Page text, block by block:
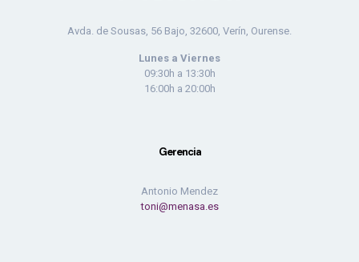
Avda. de Sousas, 56 Bajo, 32600, Verín, Ourense.
Lunes a Viernes
09:30h a 13:30h
16:00h a 20:00h
Gerencia
Antonio Mendez
toni@menasa.es